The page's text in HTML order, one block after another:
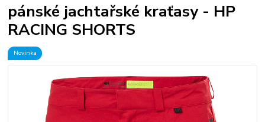
pánské jachtařské kraťasy - HP
RACING SHORTS
Novinka